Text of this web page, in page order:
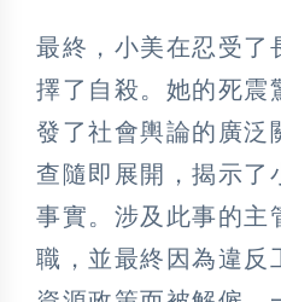
最終，小美在忍受了
擇了自殺。她的死震
發了社會輿論的廣泛
查隨即展開，揭示了
事實。涉及此事的主
職，並最終因為違反